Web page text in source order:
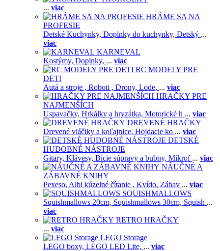
... viac
HRÁME SA NA
PROFESIE
Detské Kuchynky, Doplnky do kuchynky, Detský ...
viac
KARNEVAL
Kostýmy, Doplnky, ... viac
RC MODELY PRE
DETI
Autá a stroje , Roboti , Drony, Lode, ... viac
HRAČKY PRE
NAJMENŠÍCH
Uspavačky, Hrkálky a hryzátka, Motorické h ... viac
DREVENÉ HRAČKY
Drevené vláčiky a koľajnice, Hojdacie ko ... viac
DETSKÉ
HUDOBNÉ NÁSTROJE
Gitary, Klávesy, Bicie súpravy a bubny, Mikrof ... viac
NÁUČNÉ A
ZÁBAVNÉ KNIHY
Pexeso, Albi kúzelné čítanie , Kvído, Zábav ... viac
SQUISHMALLOWS
Squishmallows 20cm, Squishmallows 30cm, Squish ...
viac
RETRO HRAČKY
... viac
LEGO Storage
LEGO boxy, LEGO LED Lite, ... viac